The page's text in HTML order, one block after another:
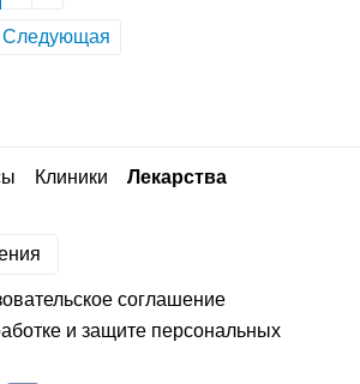
Следующая
Клиники
Лекарства
соглашение
и защите персональных